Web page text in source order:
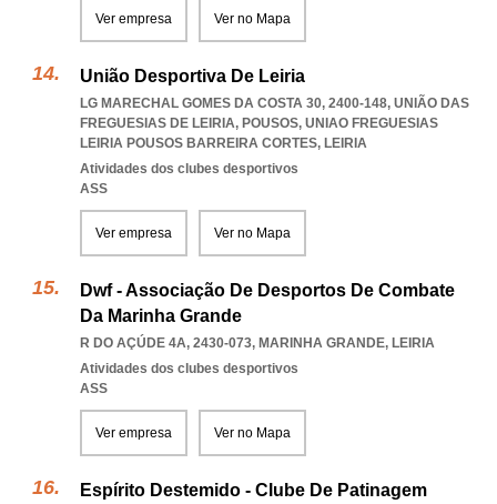
Ver empresa Ver no Mapa
União Desportiva De Leiria
LG MARECHAL GOMES DA COSTA 30, 2400-148, UNIÃO DAS
FREGUESIAS DE LEIRIA, POUSOS, UNIAO FREGUESIAS
LEIRIA POUSOS BARREIRA CORTES, LEIRIA
Atividades dos clubes desportivos
ASS
Ver empresa Ver no Mapa
Dwf - Associação De Desportos De Combate
Da Marinha Grande
R DO AÇÚDE 4A, 2430-073, MARINHA GRANDE, LEIRIA
Atividades dos clubes desportivos
ASS
Ver empresa Ver no Mapa
Espírito Destemido - Clube De Patinagem